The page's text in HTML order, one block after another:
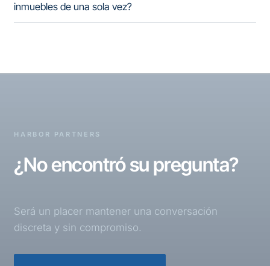
inmuebles de una sola vez?
HARBOR PARTNERS
¿No encontró su pregunta?
Será un placer mantener una conversación
discreta y sin compromiso.